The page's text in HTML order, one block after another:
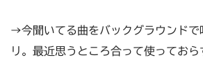
→今聞いてる曲をバックグラウンドで
リ。最近思うところ合って使っておら